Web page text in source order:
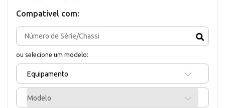
Compativel com:
ou selecione um modelo:
Equipamento
Modelo